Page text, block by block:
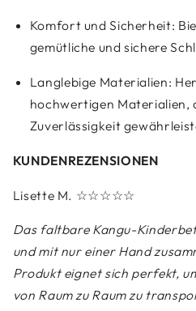
Komfort und Sicherheit:
gemütliche und sichere
Langlebige Materialien:
hochwertigen Materialien,
Zuverlässigkeit
KUNDENREZENSIONEN
Lisette M. ☆☆☆☆☆
Das faltbare Kangu-
und mit nur einer Hand
Produkt eignet sich perfekt,
von Raum zu Raum zu